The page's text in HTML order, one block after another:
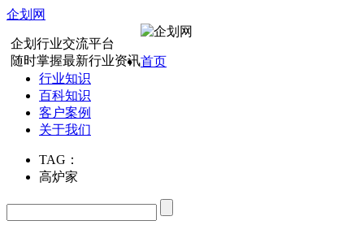
企划网
企划行业交流平台
随时掌握最新行业资讯首页
行业知识
百科知识
客户案例
关于我们
TAG：
高炉家